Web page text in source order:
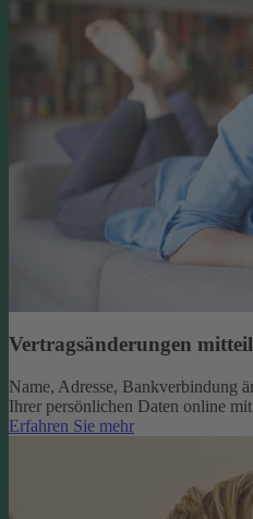
Vertragsänderungen
Name, Adresse, Bankverbindung
Ihrer persönlichen Daten online
Erfahren Sie mehr